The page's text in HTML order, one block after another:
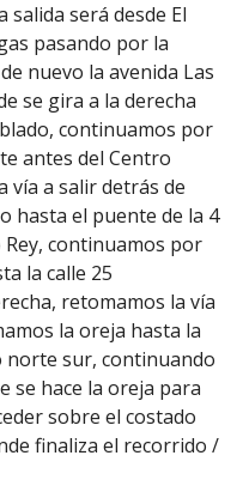
salida será desde El
pasando por la
nuevo la avenida Las
se gira a la derecha
continuamos por
antes del Centro
vía a salir detrás de
hasta el puente de la 4
continuamos por
la calle 25
retomamos la vía
la oreja hasta la
norte sur, continuando
se hace la oreja para
sobre el costado
finaliza el recorrido /